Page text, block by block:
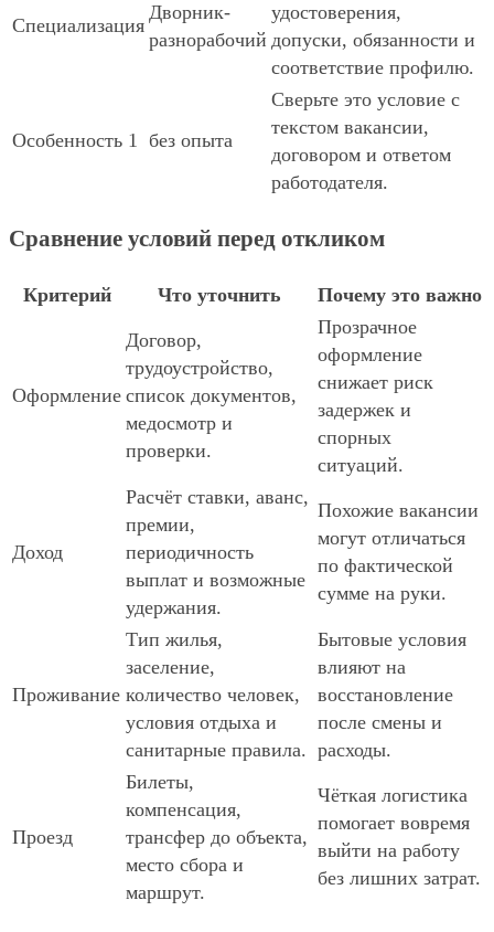
Специализация
Дворник-
разнорабочий
удостоверения,
допуски, обязанности и
соответствие профилю.
Особенность 1 без опыта
Сверьте это условие с
текстом вакансии,
договором и ответом
работодателя.
Сравнение условий перед откликом
Критерий Что уточнить Почему это важно
Оформление
Договор,
трудоустройство,
список документов,
медосмотр и
проверки.
Прозрачное
оформление
снижает риск
задержек и
спорных
ситуаций.
Доход
Расчёт ставки, аванс,
премии,
периодичность
выплат и возможные
удержания.
Похожие вакансии
могут отличаться
по фактической
сумме на руки.
Проживание
Тип жилья,
заселение,
количество человек,
условия отдыха и
санитарные правила.
Бытовые условия
влияют на
восстановление
после смены и
расходы.
Проезд
Билеты,
компенсация,
трансфер до объекта,
место сбора и
маршрут.
Чёткая логистика
помогает вовремя
выйти на работу
без лишних затрат.